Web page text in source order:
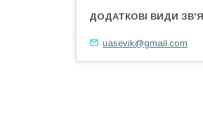
uasevik@gmail.com